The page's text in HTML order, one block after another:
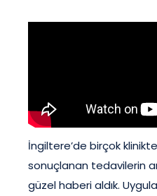
İngiltere’de birçok
sonuçlanan tedavilerin
güzel haberi aldık.